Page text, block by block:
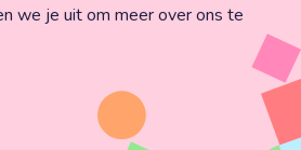
we je uit om meer over ons te